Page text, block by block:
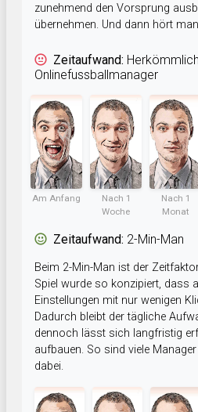
zunehmend den Vorsprung
übernehmen. Und dann hört
Zeitaufwand:
Onlinefussballmanager
Am Anfang
Nach 1
Woche
Nach 1
Monat
Zeitaufwand: 2-Min-Man
Beim 2-Min-Man ist der
Spiel wurde so konzipiert, dass
Einstellungen mit nur wenigen
Dadurch bleibt der tägliche
dennoch lässt sich langfristig
aufbauen. So sind viele
dabei.